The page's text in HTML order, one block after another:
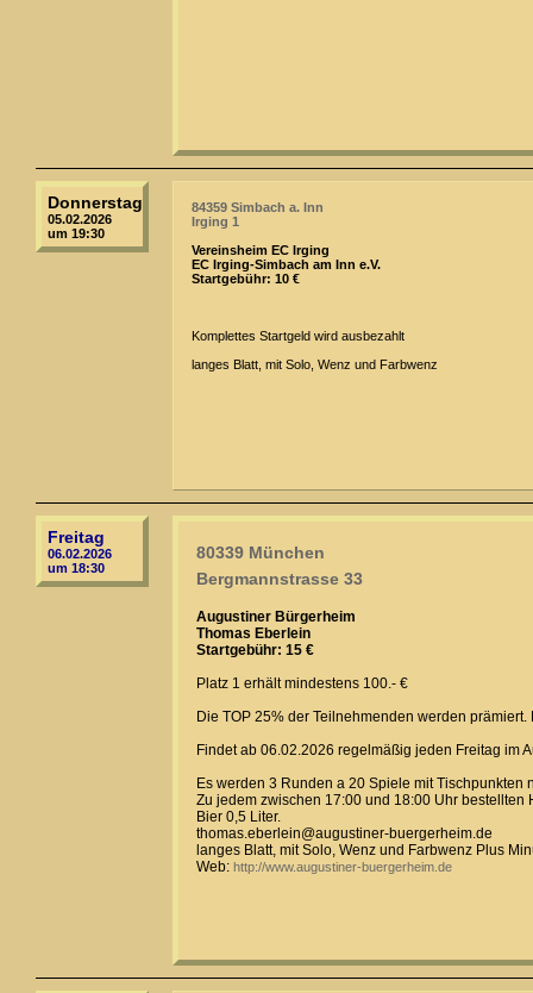
Donnerstag
05.02.2026
um 19:30
84359 Simbach a. Inn
Irging 1
Vereinsheim EC Irging
EC Irging-Simbach am Inn e.V.
Startgebühr: 10 €
Komplettes Startgeld wird ausbezahlt
langes Blatt, mit Solo, Wenz und Farbwenz
Freitag
06.02.2026
um 18:30
80339 München
Bergmannstrasse 33
Augustiner Bürgerheim
Thomas Eberlein
Startgebühr: 15 €
Platz 1 erhält mindestens 100.- €
Die TOP 25% der Teilnehmenden werden
Findet ab 06.02.2026 regelmäßig jeden Freitag im
Es werden 3 Runden a 20 Spiele mit Tischpunkten
Zu jedem zwischen 17:00 und 18:00 Uhr
Bier 0,5 Liter.
thomas.eberlein@augustiner-buergerheim.de
langes Blatt, mit Solo, Wenz und Farbwenz Plus
Web: http://www.augustiner-buergerheim.de